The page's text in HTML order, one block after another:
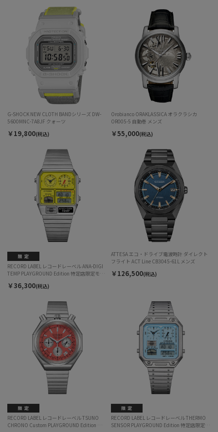
G-SHOCK NEW CLOTH BANDシリーズ DW-
5600MNC-7A8JF クォーツ
￥19,800(税込)
Orobianco ORAKLASSICA オラクラシカ
OR005-5 自動巻 メンズ
￥55,000(税込)
RECORD LABEL レコードレーベル ANA-DIGI
TEMP PLAYGROUND Edition 特定店限定モデ
￥36,300(税込)
ATTESA エコ・ドライブ電波時計 ダイレクト
フライト ACT Line CB3045-61L メンズ
￥126,500(税込)
RECORD LABEL レコードレーベル TSUNO
CHRONO Custom PLAYGROUND Edition 特定
RECORD LABEL レコードレーベル THERMO
SENSOR PLAYGROUND Edition 特定店限定モ